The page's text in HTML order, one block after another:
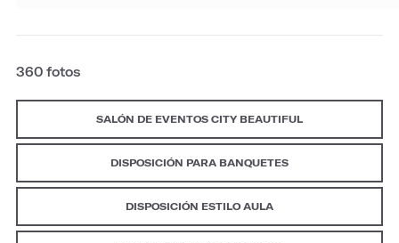
360 fotos
SALÓN DE EVENTOS CITY BEAUTIFUL
DISPOSICIÓN PARA BANQUETES
DISPOSICIÓN ESTILO AULA